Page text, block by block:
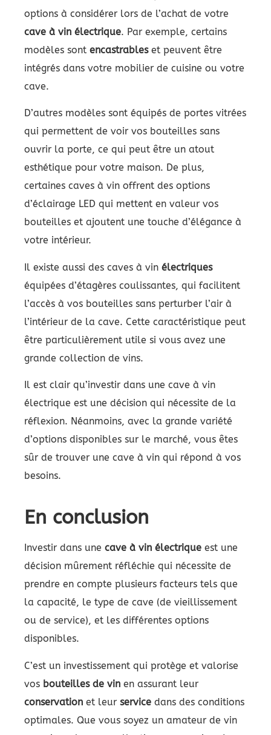
options à considérer lors de l’achat de votre
cave à vin électrique. Par exemple, certains
modèles sont encastrableset peuvent être
intégrés dans votre mobilier de cuisine ou votre
cave.
D’autres modèles sont équipés de portes vitrées
qui permettent de voir vos bouteilles sans
ouvrir la porte, ce qui peut être un atout
esthétique pour votre maison. De plus,
certaines caves à vin offrent des options
d’éclairage LED qui mettent en valeur vos
bouteilles et ajoutent une touche d’élégance à
votre intérieur.
Il existe aussi des caves à vin électriques
équipées d’étagères coulissantes, qui facilitent
l’accès à vos bouteilles sans perturber l’air à
l’intérieur de la cave. Cette caractéristique peut
être particulièrement utile si vous avez une
grande collection de vins.
Il est clair qu’investir dans une cave à vin
électrique est une décision qui nécessite de la
réflexion. Néanmoins, avec la grande variété
d’options disponibles sur le marché, vous êtes
sûr de trouver une cave à vin qui répond à vos
besoins.
En conclusion
Investir dans une cave à vin électrique est une
décision mûrement réfléchie qui nécessite de
prendre en compte plusieurs facteurs tels que
la capacité, le type de cave (de vieillissement
ou de service), et les différentes options
disponibles.
C’est un investissement qui protège et valorise
vos bouteilles de vin en assurant leur
conservation et leur service dans des conditions
optimales. Que vous soyez un amateur de vin